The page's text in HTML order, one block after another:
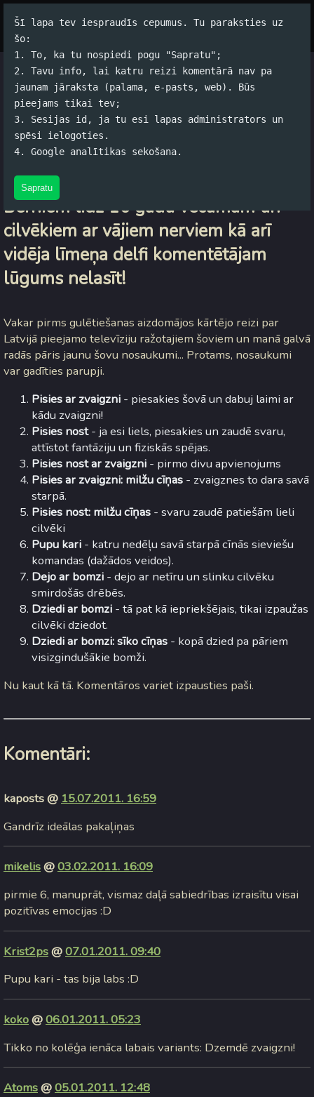
Šī lapa tev iespraudīs cepumus. Tu paraksties uz
šo:
1. To, ka tu nospiedi pogu "Sapratu";
2. Tavu info, lai katru reizi komentārā nav pa
jaunam jāraksta (palama, e-pasts, web). Būs
pieejams tikai tev;
3. Sesijas id, ja tu esi lapas administrators un
spēsi ielogoties.
4. Google analītikas sekošana.
Sapratu
Nedaudz savādāki šovu
nosaukumi
Jānis Rubļevskis (koko) / 05.01.2011. 12:32 /
Bērniem līdz 16 gadu vecumam un
cilvēkiem ar vājiem nerviem kā arī
vidēja līmeņa delfi komentētājam
lūgums nelasīt!
Vakar pirms gulētiešanas aizdomājos kārtējo reizi par
Latvijā pieejamo televīziju ražotajiem šoviem un manā galvā
radās pāris jaunu šovu nosaukumi... Protams, nosaukumi
var gadīties parupji.
Pisies ar zvaigzni - piesakies šovā un dabuj laimi ar
kādu zvaigzni!
Pisies nost- ja esi liels, piesakies un zaudē svaru,
attīstot fantāziju un fiziskās spējas.
Pisies nost ar zvaigzni - pirmo divu apvienojums
Pisies ar zvaigzni: milžu cīņas - zvaigznes to dara savā
starpā.
Pisies nost: milžu cīņas - svaru zaudē patiešām lieli
cilvēki
Pupu kari - katru nedēļu savā starpā cīnās sieviešu
komandas (dažādos veidos).
Dejo ar bomzi - dejo ar netīru un slinku cilvēku
smirdošās drēbēs.
Dziedi ar bomzi - tā pat kā iepriekšējais, tikai izpaužas
cilvēki dziedot.
Dziedi ar bomzi: sīko cīņas - kopā dzied pa pāriem
visizgindušākie bomži.
Nu kaut kā tā. Komentāros variet izpausties paši.
Komentāri:
kaposts @ 15.07.2011. 16:59
Gandrīz ideālas pakaļiņas
mikelis@03.02.2011. 16:09
pirmie 6, manuprāt, vismaz daļā sabiedrības izraisītu visai
pozitīvas emocijas :D
Krist2ps@07.01.2011. 09:40
Pupu kari - tas bija labs :D
koko@06.01.2011. 05:23
Tikko no kolēģa ienāca labais variants: Dzemdē zvaigzni!
Atoms@05.01.2011. 12:48